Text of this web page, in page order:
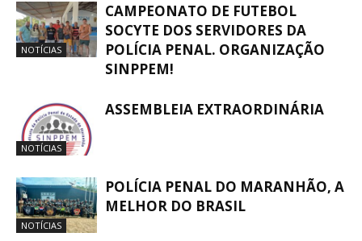
NOTÍCIAS
CAMPEONATO DE FUTEBOL
SOCYTE DOS SERVIDORES DA
POLÍCIA PENAL. ORGANIZAÇÃO
SINPPEM!
NOTÍCIAS
ASSEMBLEIA EXTRAORDINÁRIA
NOTÍCIAS
POLÍCIA PENAL DO MARANHÃO, A
MELHOR DO BRASIL